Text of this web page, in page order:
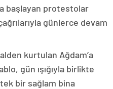
başlayan protestolar
günlerce devam
kurtulan Ağdam’a
gün ışığıyla birlikte
bir sağlam bina